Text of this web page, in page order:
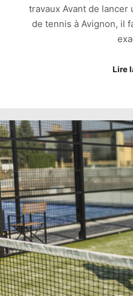
travaux Avant de
de tennis à Avignon, il
Lire